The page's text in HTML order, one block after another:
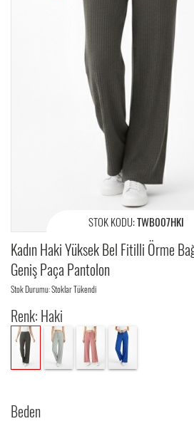
STOK KODU:TWB007HKI
Kadın Haki Yüksek Bel Fitilli Örme
Geniş Paça Pantolon
Stok Durumu: Stoklar Tükendi
Renk: Haki
Beden